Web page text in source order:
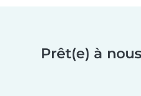
Prêt(e) à